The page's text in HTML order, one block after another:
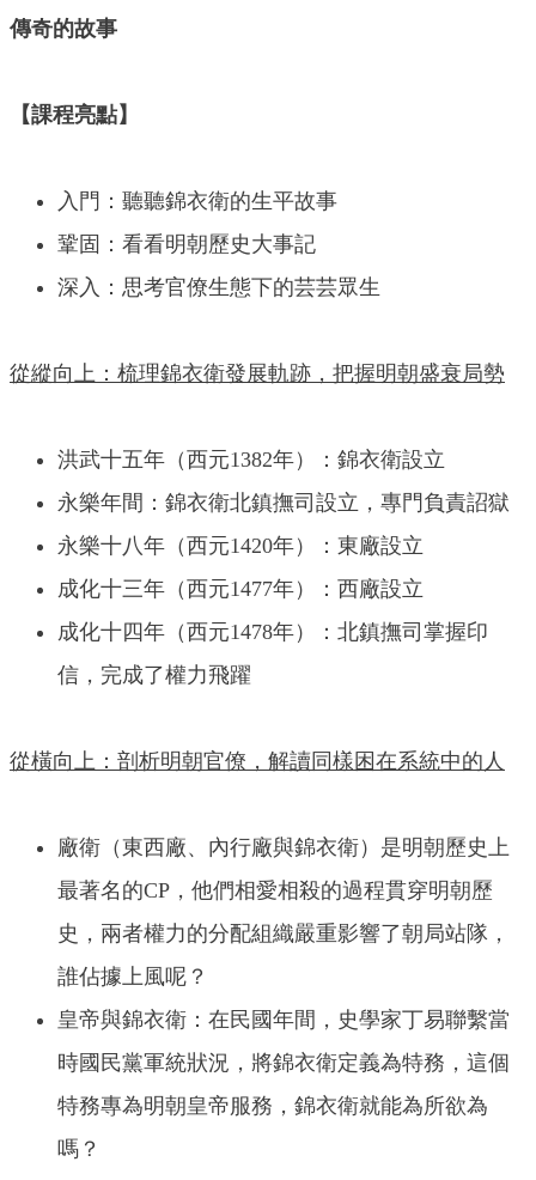
傳奇的故事
【課程亮點】
入門：聽聽錦衣衛的生平故事
鞏固：看看明朝歷史大事記
深入：思考官僚生態下的芸芸眾生
從縱向上：梳理錦衣衛發展軌跡，把握明朝盛衰局勢
洪武十五年（西元1382年）：錦衣衛設立
永樂年間：錦衣衛北鎮撫司設立，專門負責詔獄
永樂十八年（西元1420年）：東廠設立
成化十三年（西元1477年）：西廠設立
成化十四年（西元1478年）：北鎮撫司掌握印
信，完成了權力飛躍
從橫向上：剖析明朝官僚，解讀同樣困在系統中的人
廠衛（東西廠、內行廠與錦衣衛）是明朝歷史上
最著名的CP，他們相愛相殺的過程貫穿明朝歷
史，兩者權力的分配組織嚴重影響了朝局站隊，
誰佔據上風呢？
皇帝與錦衣衛：在民國年間，史學家丁易聯繫當
時國民黨軍統狀況，將錦衣衛定義為特務，這個
特務專為明朝皇帝服務，錦衣衛就能為所欲為
嗎？